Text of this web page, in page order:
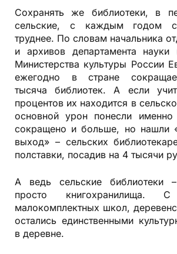
Сохранять же библиотеки, в
сельские, с каждым годом
труднее. По словам начальника
и архивов департамента науки
Министерства культуры России
ежегодно в стране
тысяча библио­тек. А если
процентов их находится в
основной урон понесли
сокращено и больше, но нашли
выход» – сельских
полставки, посадив на 4 тысячи
А ведь сельские библиотеки
просто книгохранилища. С
малокомплектных школ,
остались единственными
в деревне.